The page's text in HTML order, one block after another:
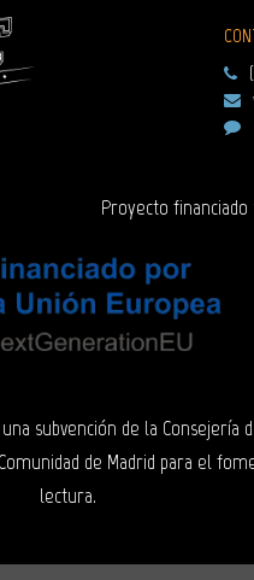
Proyecto
subvención de la Consejería
de Madrid para el
lectura.